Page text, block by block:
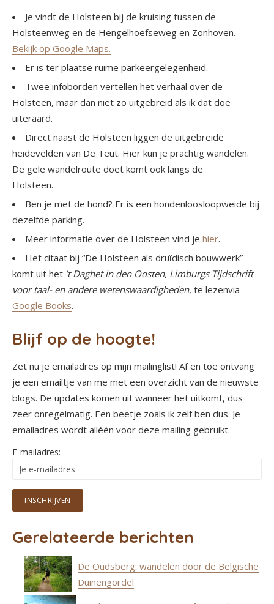
Je vindt de Holsteen bij de kruising tussen de
Holsteenweg en de Hengelhoefseweg en Zonhoven.
Bekijk op Google Maps.
Er is ter plaatse ruime parkeergelegenheid.
Twee infoborden vertellen het verhaal over de
Holsteen, maar dan niet zo uitgebreid als ik dat doe
uiteraard.
Direct naast de Holsteen liggen de uitgebreide
heidevelden van De Teut. Hier kun je prachtig wandelen.
De gele wandelroute doet komt ook langs de
Holsteen.
Ben je met de hond? Er is een hondenloosloopweide bij
dezelfde parking.
Meer informatie over de Holsteen vind je hier.
Het citaat bij “De Holsteen als druïdisch bouwwerk”
komt uit het ’t Daghet in den Oosten, Limburgs Tijdschrift
voor taal- en andere wetenswaardigheden, te lezenvia
Google Books.
Blijf op de hoogte!
Zet nu je emailadres op mijn mailinglist! Af en toe ontvang
je een emailtje van me met een overzicht van de nieuwste
blogs. De updates komen uit wanneer het uitkomt, dus
zeer onregelmatig. Een beetje zoals ik zelf ben dus. Je
emailadres wordt alléén voor deze mailing gebruikt.
E-mailadres:
Gerelateerde berichten
De Oudsberg: wandelen door de Belgische
Duinengordel